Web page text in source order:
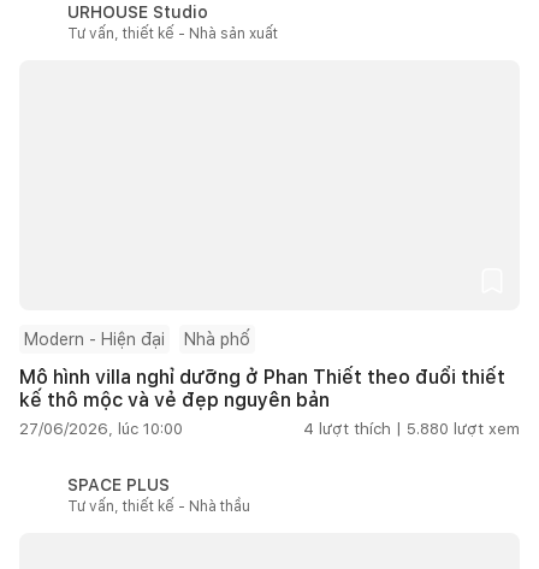
URHOUSE Studio
Tư vấn, thiết kế - Nhà sản xuất
Modern - Hiện đại Nhà phố
Mô hình villa nghỉ dưỡng ở Phan Thiết theo đuổi thiết
kế thô mộc và vẻ đẹp nguyên bản
27/06/2026, lúc 10:00 4 lượt thích | 5.880 lượt xem
SPACE PLUS
Tư vấn, thiết kế - Nhà thầu